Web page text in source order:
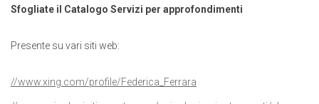
Sfogliate il Catalogo Servizi per approfondimenti
Presente su vari siti web:
//www.xing.com/profile/Federica_Ferrara